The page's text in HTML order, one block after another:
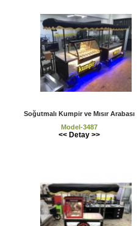
Soğutmalı Kumpir ve Mısır Arabası
Model-3487
<< Detay >>